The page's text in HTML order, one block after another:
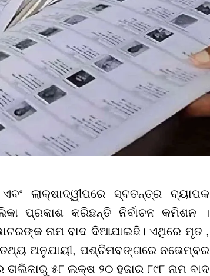
ଲାକ୍ଷାଦ୍ୱୀପରେ ସ୍ବତନ୍ତ୍ର ବ୍ୟାପକ
ପ୍ରକାଶ କରିଛନ୍ତି ନିର୍ବାଚନ କମିଶନ ।
ନାମ ବାଦ ଦିଆଯାଇଛି। ଏଥିରେ ମୃତ ,
ତଥ୍ୟ ଅନୁଯାୟୀ, ପଶ୍ଚିମବଙ୍ଗରେ ନଭେମ୍ବର
୫୮ ଲକ୍ଷ ୨୦ ହଜାର ୮୯୮ ନାମ ବାଦ